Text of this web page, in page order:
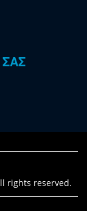
rights reserved.